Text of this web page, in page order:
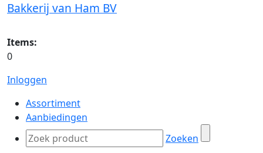
Bakkerij van Ham BV
Items:
0
Inloggen
Assortiment
Aanbiedingen
Zoeken